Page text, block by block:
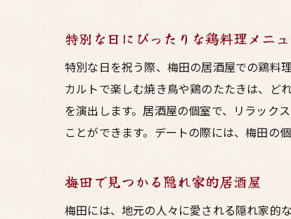
特別な日にぴったりな鶏料理メニ
特別な日を祝う際、梅田の居酒屋での鶏料
カルトで楽しむ焼き鳥や鶏のたたきは、ど
を演出します。居酒屋の個室で、リラック
ことができます。デートの際には、梅田の
梅田で見つかる隠れ家的居酒屋
梅田には、地元の人々に愛される隠れ家的